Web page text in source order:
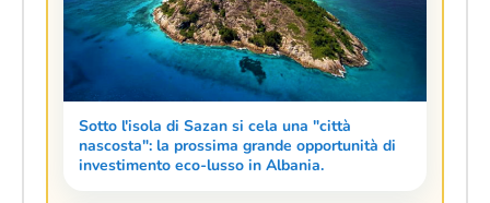
Sotto l'isola di Sazan si cela una "città
nascosta": la prossima grande opportunità di
investimento eco-lusso in Albania.